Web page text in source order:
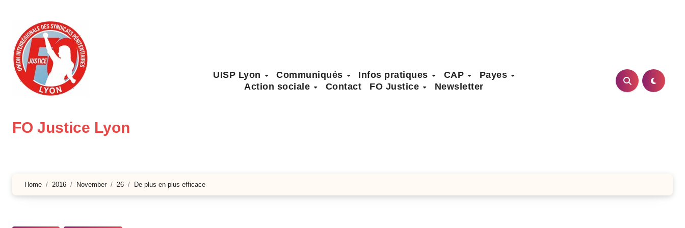
content
FO Justice Lyon
UISP Lyon Communiqués Infos pratiques CAP
Payes
Action sociale
Contact FO Justice Newsletter
Home 2016 November 26 De plus en plus efficace